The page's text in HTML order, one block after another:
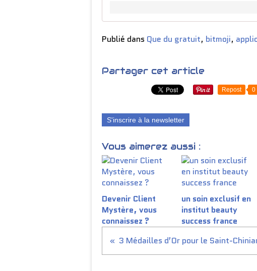
Publié dans Que du gratuit, bitmoji,
Partager cet article
Repost 0
S'inscrire à la newsletter
Vous aimerez aussi :
Devenir Client
Mystère, vous
connaissez ?
un soin exclusif en
institut beauty
success france